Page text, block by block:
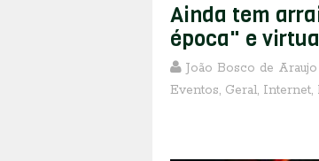
Ainda tem
época" e
João Bosco de Araujo
Eventos, Geral, Internet,